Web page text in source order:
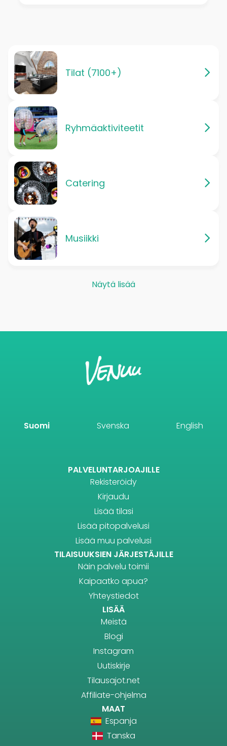
Tilat (7100+)
Ryhmäaktiviteetit
Catering
Musiikki
Näytä lisää
Suomi Svenska English
PALVELUNTARJOAJILLE
Rekisteröidy
Kirjaudu
Lisää tilasi
Lisää pitopalvelusi
Lisää muu palvelusi
TILAISUUKSIEN JÄRJESTÄJILLE
Näin palvelu toimii
Kaipaatko apua?
Yhteystiedot
LISÄÄ
Meistä
Blogi
Instagram
Uutiskirje
Tilausajot.net
Affiliate-ohjelma
MAAT
Espanja
Tanska